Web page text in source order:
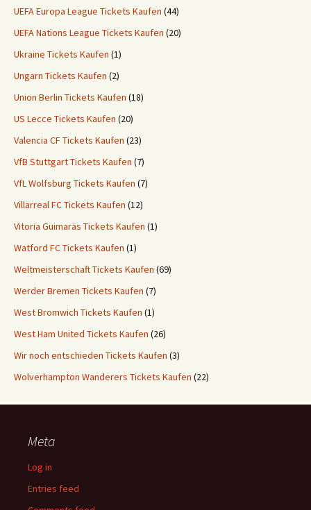
UEFA Europa League Tickets Kaufen (44)
UEFA Nations League Tickets Kaufen (20)
Ukraine Tickets Kaufen (1)
Ungarn Tickets Kaufen (2)
Union Berlin Tickets Kaufen (18)
US Lecce Tickets Kaufen (20)
Valencia CF Tickets Kaufen (23)
VfB Stuttgart Tickets Kaufen (7)
VfL Wolfsburg Tickets Kaufen (7)
Villarreal FC Tickets Kaufen (12)
Vitoria Guimaräs Tickets Kaufen (1)
Watford FC Tickets Kaufen (1)
Weltmeisterschaft Tickets Kaufen (69)
Werder Bremen Tickets Kaufen (7)
West Bromwich Tickets Kaufen (1)
West Ham United Tickets Kaufen (26)
Wir noch entschieden Tickets Kaufen (3)
Wolverhampton Wanderers Tickets Kaufen (22)
Meta
Log in
Entries feed